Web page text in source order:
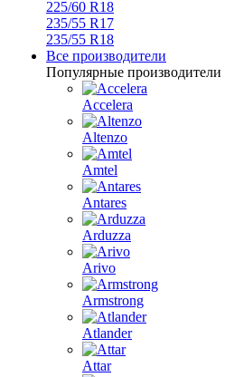
225/60 R18
235/55 R17
235/55 R18
Все производители
Популярные производители
Accelera
Altenzo
Amtel
Antares
Arduzza
Arivo
Armstrong
Atlander
Attar